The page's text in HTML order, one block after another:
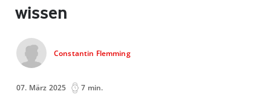
wissen
Constantin Flemming
07. März 2025 7 min.